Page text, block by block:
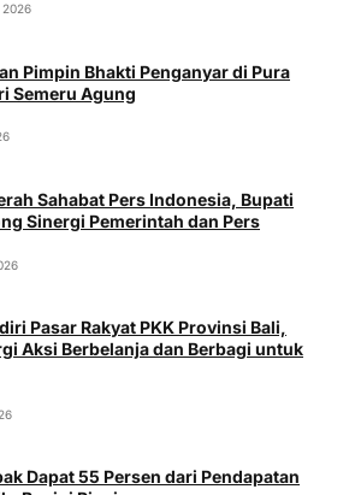
2026
Pimpin Bhakti Penganyar di Pura
Semeru Agung
Sahabat Pers Indonesia, Bupati
Sinergi Pemerintah dan Pers
Pasar Rakyat PKK Provinsi Bali,
Aksi Berbelanja dan Berbagi untuk
Dapat 55 Persen dari Pendapatan